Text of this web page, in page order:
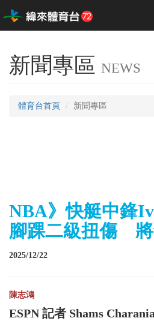
新聞專區 NEWS
體育台首頁 新聞專區
NBA》快艇中鋒
腳踝二級扭傷 將
2025/12/22
陳志鴻
ESPN 記者 Shams